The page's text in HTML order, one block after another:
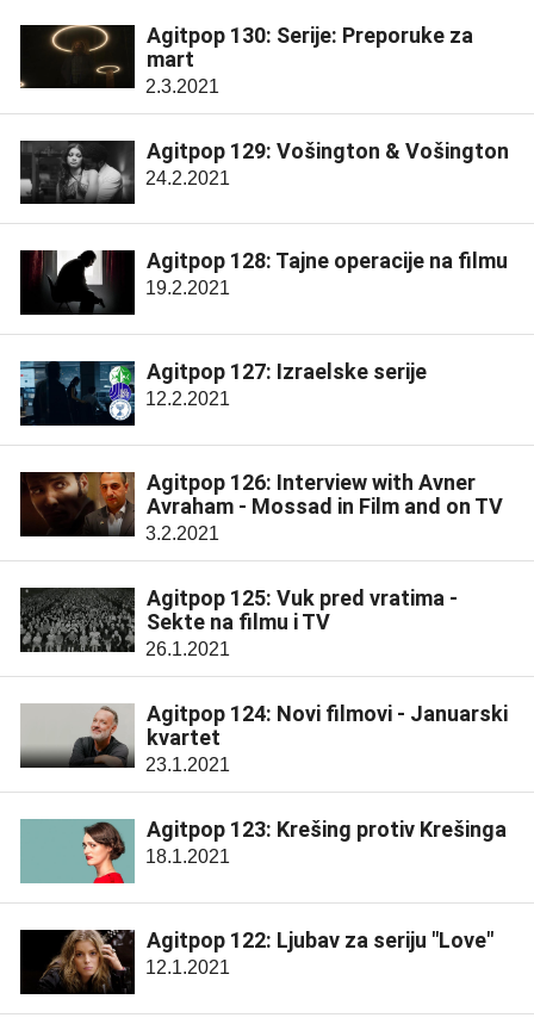
Agitpop 130: Serije: Preporuke za
mart
2.3.2021
Agitpop 129: Vošington & Vošington
24.2.2021
Agitpop 128: Tajne operacije na filmu
19.2.2021
Agitpop 127: Izraelske serije
12.2.2021
Agitpop 126: Interview with Avner
Avraham - Mossad in Film and on TV
3.2.2021
Agitpop 125: Vuk pred vratima -
Sekte na filmu i TV
26.1.2021
Agitpop 124: Novi filmovi - Januarski
kvartet
23.1.2021
Agitpop 123: Krešing protiv Krešinga
18.1.2021
Agitpop 122: Ljubav za seriju "Love"
12.1.2021